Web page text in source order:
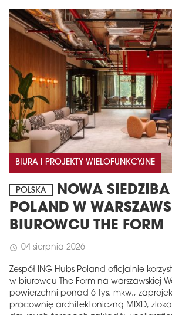
BIURA I PROJEKTY WIELOFUNKCYJNE
POLSKA
NOWA
POLAND W
BIUROWCU THE FORM
schedule 04 sierpnia 2026
Zespół ING Hubs Poland oficjalnie
w biurowcu The Form na warszawskiej
powierzchni ponad 6 tys. mkw.,
pracownię architektoniczną MIXD,